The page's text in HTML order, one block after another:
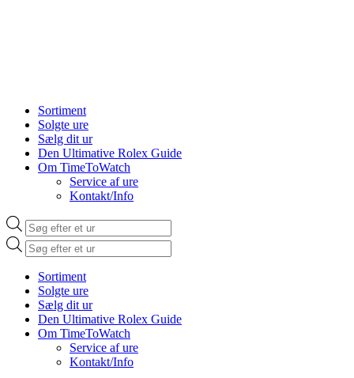
Sortiment
Solgte ure
Sælg dit ur
Den Ultimative Rolex Guide
Om TimeToWatch
Service af ure
Kontakt/Info
Products
search
Products
search
Sortiment
Solgte ure
Sælg dit ur
Den Ultimative Rolex Guide
Om TimeToWatch
Service af ure
Kontakt/Info